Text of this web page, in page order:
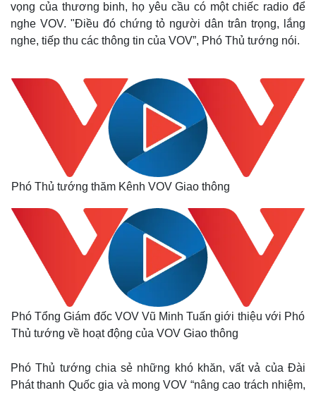
vọng của thương binh, họ yêu cầu có một chiếc radio để
nghe VOV. "Điều đó chứng tỏ người dân trân trọng, lắng
nghe, tiếp thu các thông tin của VOV”, Phó Thủ tướng nói.
Phó Thủ tướng thăm Kênh VOV Giao thông
Phó Tổng Giám đốc VOV Vũ Minh Tuấn giới thiệu với Phó
Thủ tướng về hoạt động của VOV Giao thông
Phó Thủ tướng chia sẻ những khó khăn, vất vả của Đài
Phát thanh Quốc gia và mong VOV “nâng cao trách nhiệm,